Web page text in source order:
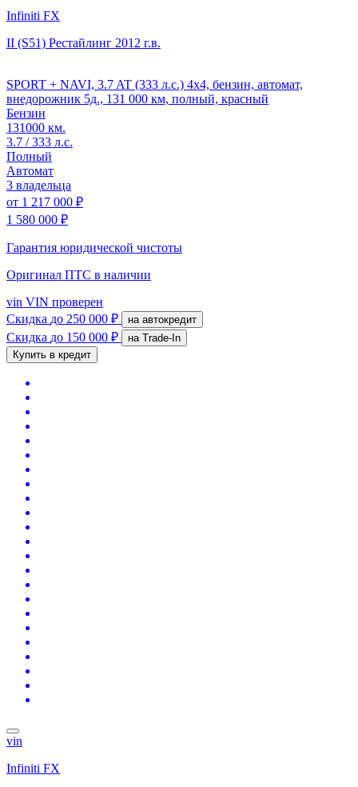
Infiniti FX
II (S51) Рестайлинг 2012 г.в.
SPORT + NAVI, 3.7 AT (333 л.с.) 4x4, бензин, автомат,
внедорожник 5д., 131 000 км, полный, красный
Бензин
131000 км.
3.7 / 333 л.с.
Полный
Автомат
3 владельца
от 1 217 000 ₽
1 580 000 ₽
Гарантия юридической чистоты
Оригинал ПТС в наличии
vin VIN проверен
Скидка до 250 000 ₽ на автокредит
Скидка до 150 000 ₽
на Trade-In
Купить в кредит
vin
Infiniti FX